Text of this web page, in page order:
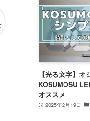
【光る文字】
KOSUMOSU
オススメ
2025年2月19日